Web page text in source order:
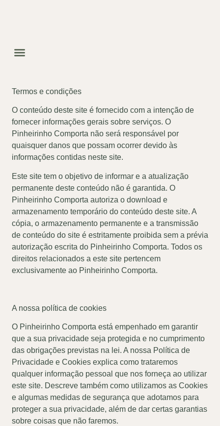
Termos e condições
O conteúdo deste site é fornecido com a intenção de
fornecer informações gerais sobre serviços. O
Pinheirinho Comporta não será responsável por
quaisquer danos que possam ocorrer devido às
informações contidas neste site.
Este site tem o objetivo de informar e a atualização
permanente deste conteúdo não é garantida. O
Pinheirinho Comporta autoriza o download e
armazenamento temporário do conteúdo deste site. A
cópia, o armazenamento permanente e a transmissão
de conteúdo do site é estritamente proibida sem a prévia
autorização escrita do Pinheirinho Comporta. Todos os
direitos relacionados a este site pertencem
exclusivamente ao Pinheirinho Comporta.
A nossa política de cookies
O Pinheirinho Comporta está empenhado em garantir
que a sua privacidade seja protegida e no cumprimento
das obrigações previstas na lei. A nossa Política de
Privacidade e Cookies explica como trataremos
qualquer informação pessoal que nos forneça ao utilizar
este site. Descreve também como utilizamos as Cookies
e algumas medidas de segurança que adotamos para
proteger a sua privacidade, além de dar certas garantias
sobre coisas que não faremos.